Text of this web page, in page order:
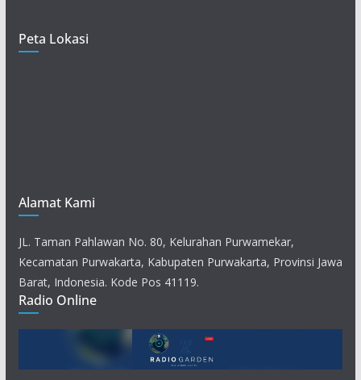
Peta Lokasi
Alamat Kami
JL. Taman Pahlawan No. 80, Kelurahan Purwamekar,
Kecamatan Purwakarta, Kabupaten Purwakarta, Provinsi Jawa
Barat, Indonesia. Kode Pos 41119.
Radio Online